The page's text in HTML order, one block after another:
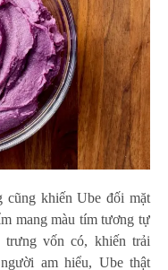
cũng khiến Ube đối mặt
mang màu tím tương tự
vốn có, khiến trải
am hiểu, Ube thật